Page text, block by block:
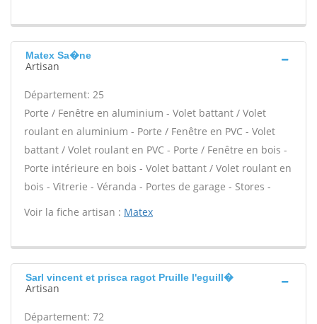
Matex Sa�ne
Artisan
Département: 25
Porte / Fenêtre en aluminium - Volet battant / Volet
roulant en aluminium - Porte / Fenêtre en PVC - Volet
battant / Volet roulant en PVC - Porte / Fenêtre en bois -
Porte intérieure en bois - Volet battant / Volet roulant en
bois - Vitrerie - Véranda - Portes de garage - Stores -
Voir la fiche artisan : Matex
Sarl vincent et prisca ragot Pruille l'eguill�
Artisan
Département: 72